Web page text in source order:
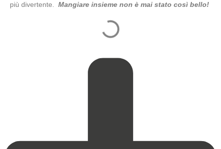
più divertente. Mangiare insieme non è mai stato così bello!